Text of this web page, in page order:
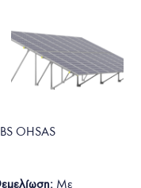
OHSAS
: Με